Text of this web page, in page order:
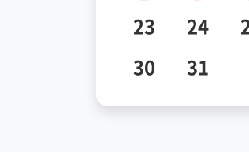
23
24
30
31